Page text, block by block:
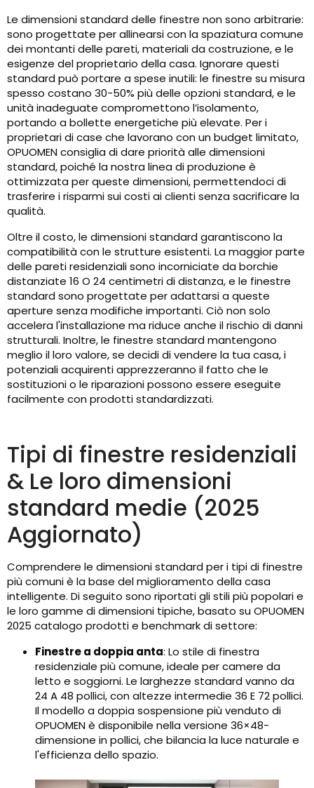
Le dimensioni standard delle finestre non sono arbitrarie:
sono progettate per allinearsi con la spaziatura comune
dei montanti delle pareti, materiali da costruzione, e le
esigenze del proprietario della casa. Ignorare questi
standard può portare a spese inutili: le finestre su misura
spesso costano 30-50% più delle opzioni standard, e le
unità inadeguate compromettono l’isolamento,
portando a bollette energetiche più elevate. Per i
proprietari di case che lavorano con un budget limitato,
OPUOMEN consiglia di dare priorità alle dimensioni
standard, poiché la nostra linea di produzione è
ottimizzata per queste dimensioni, permettendoci di
trasferire i risparmi sui costi ai clienti senza sacrificare la
qualità.
Oltre il costo, le dimensioni standard garantiscono la
compatibilità con le strutture esistenti. La maggior parte
delle pareti residenziali sono incorniciate da borchie
distanziate 16 O 24 centimetri di distanza, e le finestre
standard sono progettate per adattarsi a queste
aperture senza modifiche importanti. Ciò non solo
accelera l'installazione ma riduce anche il rischio di danni
strutturali. Inoltre, le finestre standard mantengono
meglio il loro valore, se decidi di vendere la tua casa, i
potenziali acquirenti apprezzeranno il fatto che le
sostituzioni o le riparazioni possono essere eseguite
facilmente con prodotti standardizzati.
Tipi di finestre residenziali
& Le loro dimensioni
standard medie (2025
Aggiornato)
Comprendere le dimensioni standard per i tipi di finestre
più comuni è la base del miglioramento della casa
intelligente. Di seguito sono riportati gli stili più popolari e
le loro gamme di dimensioni tipiche, basato su OPUOMEN
2025 catalogo prodotti e benchmark di settore:
Finestre a doppia anta: Lo stile di finestra
residenziale più comune, ideale per camere da
letto e soggiorni. Le larghezze standard vanno da
24 A 48 pollici, con altezze intermedie 36 E 72 pollici.
Il modello a doppia sospensione più venduto di
OPUOMEN è disponibile nella versione 36×48-
dimensione in pollici, che bilancia la luce naturale e
l'efficienza dello spazio.